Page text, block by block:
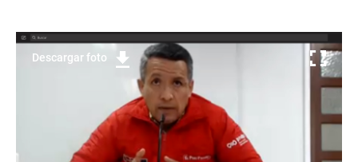
Descargar foto